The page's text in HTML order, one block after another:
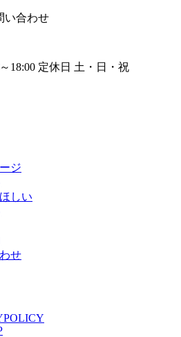
い合わせ
18:00 定休日 土・日・祝
ジ
しい
せ